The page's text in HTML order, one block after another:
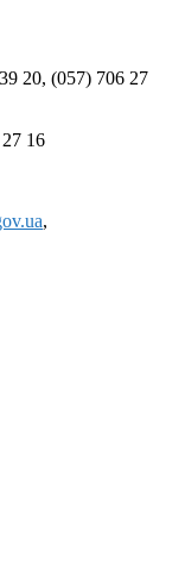
20, (057) 706 27
16
,